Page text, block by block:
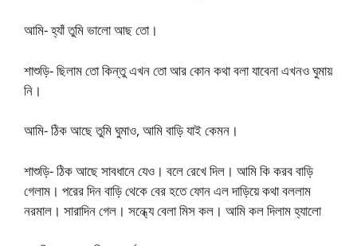
আমি- হ্যাঁ তুমি ভালো আছ তো।
শাশুড়ি- ছিলাম তো কিন্তু এখন তো আর কোন কথা বলা যাবেনা এখনও ঘুমায়
নি।
আমি- ঠিক আছে তুমি ঘুমাও, আমি বাড়ি যাই কেমন।
শাশুড়ি- ঠিক আছে সাবধানে যেও। বলে রেখে দিল। আমি কি করব বাড়ি
গেলাম। পরের দিন বাড়ি থেকে বের হতে ফোন এল দাড়িয়ে কথা বললাম
নরমাল। সারাদিন গেল। সন্ধ্যে বেলা মিস কল। আমি কল দিলাম হ্যালো